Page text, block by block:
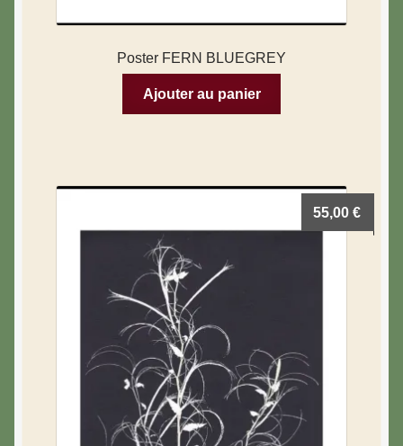
Poster FERN BLUEGREY
Ajouter au panier
55,00€